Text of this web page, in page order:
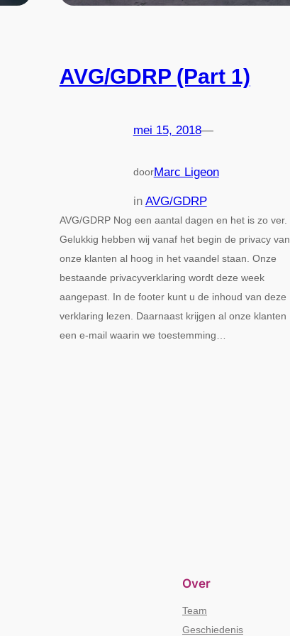
AVG/GDRP (Part 1)
mei 15, 2018—
doorMarc Ligeon
in AVG/GDRP
AVG/GDRP Nog een aantal dagen en het is zo ver.
Gelukkig hebben wij vanaf het begin de privacy van
onze klanten al hoog in het vaandel staan. Onze
bestaande privacyverklaring wordt deze week
aangepast. In de footer kunt u de inhoud van deze
verklaring lezen. Daarnaast krijgen al onze klanten
een e-mail waarin we toestemming…
Over
Team
Geschiedenis